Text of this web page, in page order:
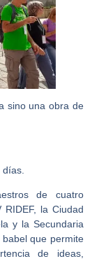
sino una obra de
de cuatro
la Ciudad
y la Secundaria
que permite
de ideas,